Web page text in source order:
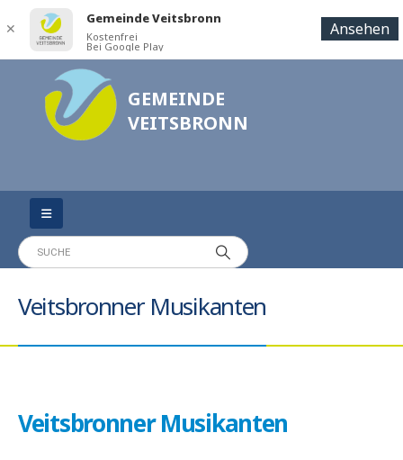
GEMEINDE
VEITSBRONN
Veitsbronner Musikanten
Veitsbronner Musikanten
✕
Gemeinde Veitsbronn
Kostenfrei
Bei Google Play
Ansehen